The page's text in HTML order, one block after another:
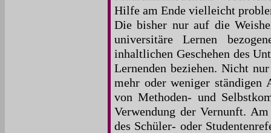
Hilfe am Ende vielleicht
Die bisher nur auf die
universitäre Lernen
inhaltlichen Geschehen des
Lernenden beziehen. Nicht
mehr oder weniger ständigen
von Methoden- und
Verwendung der Vernunft.
des Schüler- oder